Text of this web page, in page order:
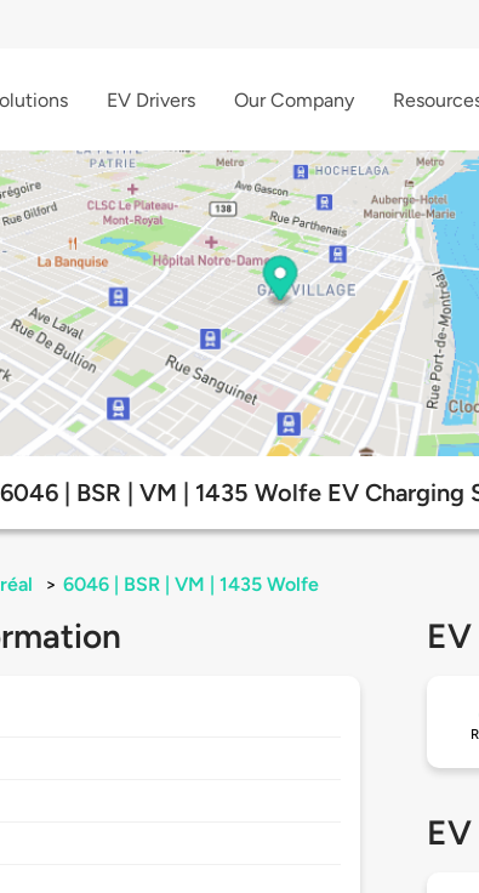
EV Drivers Our Company
6046 | BSR | VM | 1435 Wolfe EV Charging
> 6046 | BSR | VM | 1435 Wolfe